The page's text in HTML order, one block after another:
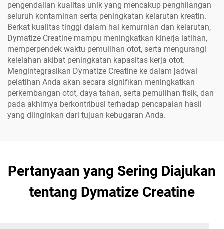
pengendalian kualitas unik yang mencakup penghilangan
seluruh kontaminan serta peningkatan kelarutan kreatin.
Berkat kualitas tinggi dalam hal kemurnian dan kelarutan,
Dymatize Creatine mampu meningkatkan kinerja latihan,
memperpendek waktu pemulihan otot, serta mengurangi
kelelahan akibat peningkatan kapasitas kerja otot.
Mengintegrasikan Dymatize Creatine ke dalam jadwal
pelatihan Anda akan secara signifikan meningkatkan
perkembangan otot, daya tahan, serta pemulihan fisik, dan
pada akhirnya berkontribusi terhadap pencapaian hasil
yang diinginkan dari tujuan kebugaran Anda.
Pertanyaan yang Sering Diajukan
tentang Dymatize Creatine